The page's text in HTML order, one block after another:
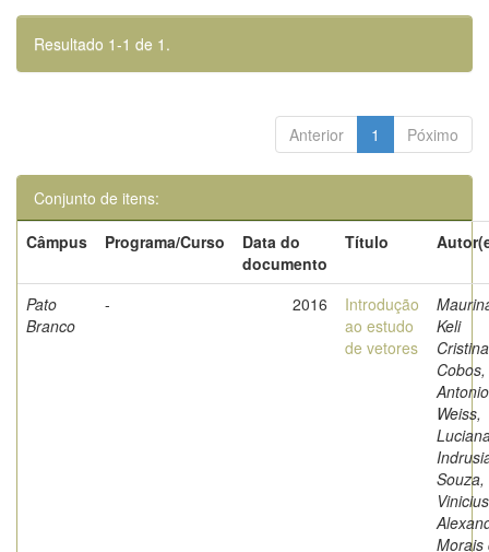
Resultado 1-1 de 1.
Anterior 1 Póximo
Conjunto de itens:
Câmpus
Programa/Curso
Data do
documento
Título
Pato
Branco
- 2016
Introdução
ao estudo
de vetores
Keli
Cobos,
Weiss,
Souza,
Vinicius
Morais